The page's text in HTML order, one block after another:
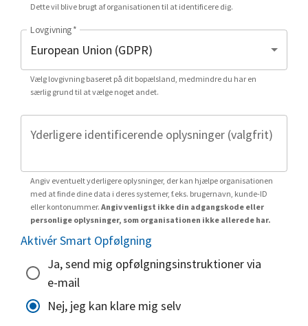
Dette vil blive brugt af organisationen til at identificere dig.
Lovgivning*
Vælg lovgivning baseret på dit bopælsland, medmindre du har en
særlig grund til at vælge noget andet.
Yderligere identificerende oplysninger (valgfrit)
Angiv eventuelt yderligere oplysninger, der kan hjælpe organisationen
med at finde dine data i deres systemer, f.eks. brugernavn, kunde-ID
eller kontonummer. Angiv venligst ikke din adgangskode eller
personlige oplysninger, som organisationen ikke allerede har.
Aktivér Smart Opfølgning
Ja, send mig opfølgningsinstruktioner via
e-mail
Nej, jeg kan klare mig selv